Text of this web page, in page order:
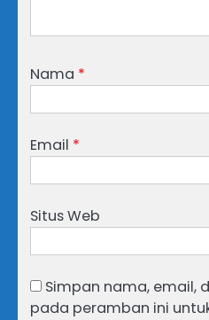
Nama *
Email *
Situs Web
Simpan nama, email,
pada peramban ini